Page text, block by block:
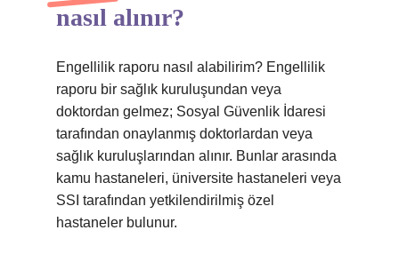
nasıl alınır?
Engellilik raporu nasıl alabilirim? Engellilik
raporu bir sağlık kuruluşundan veya
doktordan gelmez; Sosyal Güvenlik İdaresi
tarafından onaylanmış doktorlardan veya
sağlık kuruluşlarından alınır. Bunlar arasında
kamu hastaneleri, üniversite hastaneleri veya
SSI tarafından yetkilendirilmiş özel
hastaneler bulunur.